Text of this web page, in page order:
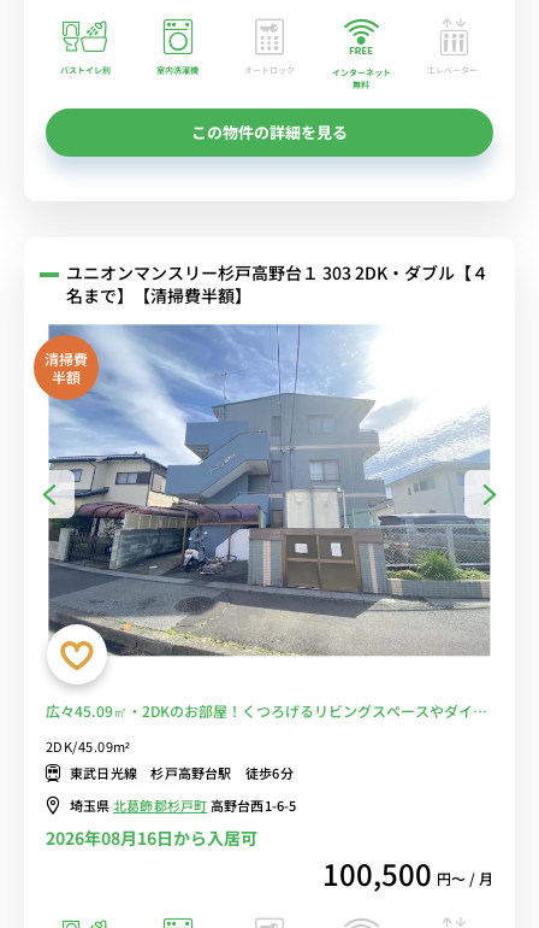
バストイレ別 室内洗濯機 オートロック
インターネット
無料
エレベーター
この物件の詳細を見る
ユニオンマンスリー杉戸高野台１ 303 2DK・ダブル【４
名まで】【清掃費半額】
清掃費
半額
広々45.09㎡・2DKのお部屋！くつろげるリビングスペースやダイニ
スーパーの「ジョイフーズ 杉戸高野台店」も有り■選べるWi-Fi格安
レンタル中！
2DK/45.09m²
東武日光線 杉戸高野台駅 徒歩6分
埼玉県北葛飾郡杉戸町高野台西1-6-5
2026年08月16日から入居可
100,500 円〜 / 月